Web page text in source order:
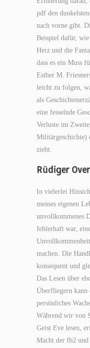
pdf den
nach vorne gibt.
Beispiel dafür,
Herz und die
dass es ein Muss
Esther M.
leicht zu folgen,
als
eine fesselnde
Verluste im
Militärgeschichte)
zieht.
Rüdiger
In vielerlei
meines eigenen
unvollkommenes
fehlerhaft war,
machen. Die
konsequent und
Das Lesen über
Überfliegern kann
persönliches
Während wir von
Geist Eve lesen,
Macht der fb2 und